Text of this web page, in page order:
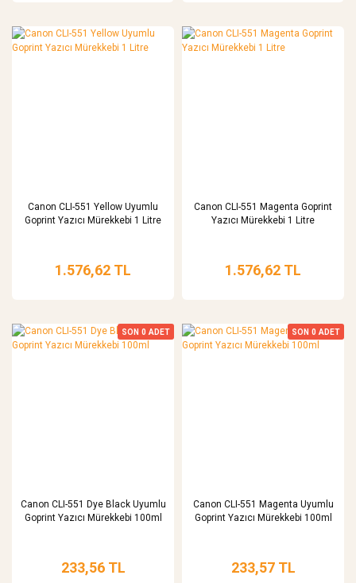
Canon CLI-551 Yellow Uyumlu
Goprint Yazıcı Mürekkebi 1 Litre
1.576,62 TL
Canon CLI-551 Magenta Goprint
Yazıcı Mürekkebi 1 Litre
1.576,62 TL
SON 0 ADET
Canon CLI-551 Dye Black Uyumlu
Goprint Yazıcı Mürekkebi 100ml
233,56 TL
SON 0 ADET
Canon CLI-551 Magenta Uyumlu
Goprint Yazıcı Mürekkebi 100ml
233,57 TL